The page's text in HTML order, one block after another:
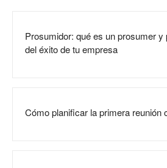
Prosumidor: qué es un prosumer y
del éxito de tu empresa
Cómo planificar la primera reunión